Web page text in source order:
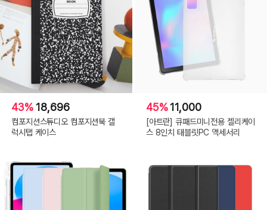
43% 18,696
컴포지션스튜디오 컴포지션북 갤
럭시탭 케이스
45%11,000
[아트란] 큐패드미니전용 젤리케이
스 8인치 태블릿PC 액세서리